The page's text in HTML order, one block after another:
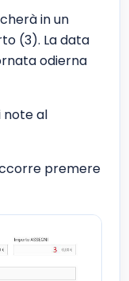
in un
(3). La data
odierna
note al
premere